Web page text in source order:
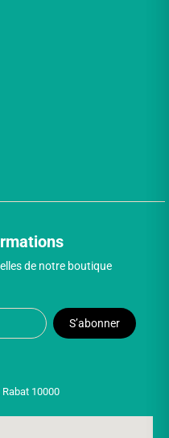
de notre boutique
S’abonner
Rabat 10000